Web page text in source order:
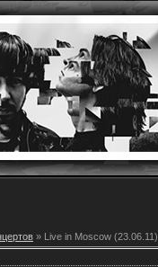
» Live in Moscow (23.06.11)